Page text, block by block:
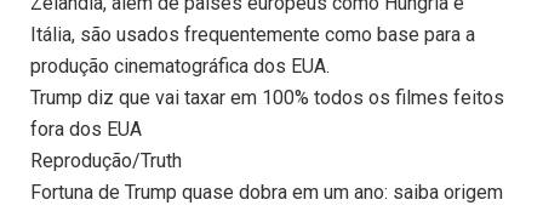
Itália, são usados frequentemente como base para a
produção cinematográfica dos EUA.
Trump diz que vai taxar em 100% todos os filmes feitos
fora dos EUA
Reprodução/Truth
Fortuna de Trump quase dobra em um ano: saiba origem